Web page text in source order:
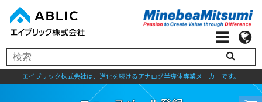
エイブリック株式会社は、進化を続けるアナログ半導体専業メーカーです。